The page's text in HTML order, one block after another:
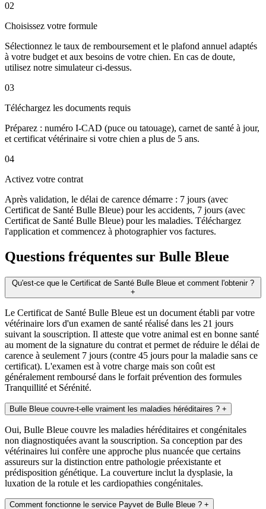
02
Choisissez votre formule
Sélectionnez le taux de remboursement et le plafond annuel adaptés
à votre budget et aux besoins de votre chien. En cas de doute,
utilisez notre simulateur ci-dessus.
03
Téléchargez les documents requis
Préparez : numéro I-CAD (puce ou tatouage), carnet de santé à jour,
et certificat vétérinaire si votre chien a plus de 5 ans.
04
Activez votre contrat
Après validation, le délai de carence démarre : 7 jours (avec
Certificat de Santé Bulle Bleue) pour les accidents, 7 jours (avec
Certificat de Santé Bulle Bleue) pour les maladies. Téléchargez
l'application et commencez à photographier vos factures.
Questions fréquentes sur Bulle Bleue
Qu'est-ce que le Certificat de Santé Bulle Bleue et comment l'obtenir ?
+
Le Certificat de Santé Bulle Bleue est un document établi par votre
vétérinaire lors d'un examen de santé réalisé dans les 21 jours
suivant la souscription. Il atteste que votre animal est en bonne santé
au moment de la signature du contrat et permet de réduire le délai de
carence à seulement 7 jours (contre 45 jours pour la maladie sans ce
certificat). L'examen est à votre charge mais son coût est
généralement remboursé dans le forfait prévention des formules
Tranquillité et Sérénité.
Bulle Bleue couvre-t-elle vraiment les maladies héréditaires ? +
Oui, Bulle Bleue couvre les maladies héréditaires et congénitales
non diagnostiquées avant la souscription. Sa conception par des
vétérinaires lui confère une approche plus nuancée que certains
assureurs sur la distinction entre pathologie préexistante et
prédisposition génétique. La couverture inclut la dysplasie, la
luxation de la rotule et les cardiopathies congénitales.
Comment fonctionne le service Payvet de Bulle Bleue ? +